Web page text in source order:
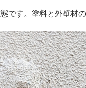
です。塗料と外壁材